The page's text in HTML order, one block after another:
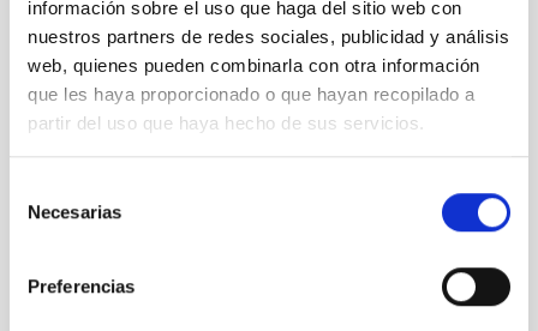
información sobre el uso que haga del sitio web con
nuestros partners de redes sociales, publicidad y análisis
web, quienes pueden combinarla con otra información
que les haya proporcionado o que hayan recopilado a
partir del uso que haya hecho de sus servicios.
Necesarias
Preferencias